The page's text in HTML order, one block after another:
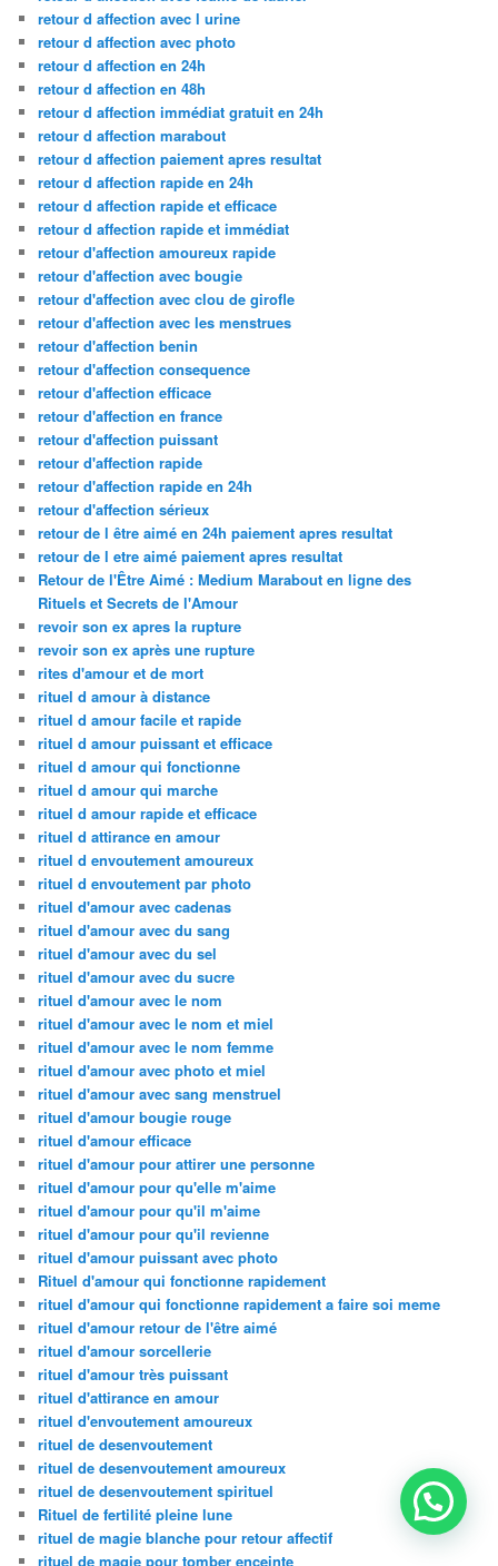
retour d affection avec l urine
retour d affection avec photo
retour d affection en 24h
retour d affection en 48h
retour d affection immédiat gratuit en 24h
retour d affection marabout
retour d affection paiement apres resultat
retour d affection rapide en 24h
retour d affection rapide et efficace
retour d affection rapide et immédiat
retour d'affection amoureux rapide
retour d'affection avec bougie
retour d'affection avec clou de girofle
retour d'affection avec les menstrues
retour d'affection benin
retour d'affection consequence
retour d'affection efficace
retour d'affection en france
retour d'affection puissant
retour d'affection rapide
retour d'affection rapide en 24h
retour d'affection sérieux
retour de l être aimé en 24h paiement apres resultat
retour de l etre aimé paiement apres resultat
Retour de l'Être Aimé : Medium Marabout en ligne des
Rituels et Secrets de l'Amour
revoir son ex apres la rupture
revoir son ex après une rupture
rites d'amour et de mort
rituel d amour à distance
rituel d amour facile et rapide
rituel d amour puissant et efficace
rituel d amour qui fonctionne
rituel d amour qui marche
rituel d amour rapide et efficace
rituel d attirance en amour
rituel d envoutement amoureux
rituel d envoutement par photo
rituel d'amour avec cadenas
rituel d'amour avec du sang
rituel d'amour avec du sel
rituel d'amour avec du sucre
rituel d'amour avec le nom
rituel d'amour avec le nom et miel
rituel d'amour avec le nom femme
rituel d'amour avec photo et miel
rituel d'amour avec sang menstruel
rituel d'amour bougie rouge
rituel d'amour efficace
rituel d'amour pour attirer une personne
rituel d'amour pour qu'elle m'aime
rituel d'amour pour qu'il m'aime
rituel d'amour pour qu'il revienne
rituel d'amour puissant avec photo
Rituel d'amour qui fonctionne rapidement
rituel d'amour qui fonctionne rapidement a faire soi meme
rituel d'amour retour de l'être aimé
rituel d'amour sorcellerie
rituel d'amour très puissant
rituel d'attirance en amour
rituel d'envoutement amoureux
rituel de desenvoutement
rituel de desenvoutement amoureux
rituel de desenvoutement spirituel
Rituel de fertilité pleine lune
rituel de magie blanche pour retour affectif
rituel de magie pour tomber enceinte